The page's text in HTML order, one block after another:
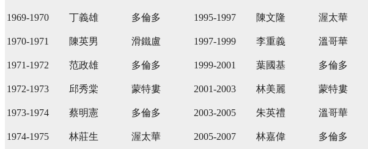
1969-1970 丁義雄 多倫多 1995-1997 陳文隆 渥太華
1970-1971 陳英男 滑鐵盧 1997-1999 李重義 溫哥華
1971-1972 范政雄 多倫多 1999-2001 葉國基 多倫多
1972-1973 邱秀棠 蒙特婁 2001-2003 林美麗 蒙特婁
1973-1974 蔡明憲 多倫多 2003-2005 朱英禮 溫哥華
1974-1975 林莊生 渥太華 2005-2007 林嘉偉 多倫多